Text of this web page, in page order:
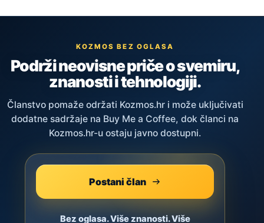
KOZMOS BEZ OGLASA
Podrži neovisne priče o svemiru,
znanosti i tehnologiji.
Članstvo pomaže održati Kozmos.hr i može uključivati
dodatne sadržaje na Buy Me a Coffee, dok članci na
Kozmos.hr-u ostaju javno dostupni.
Postani član
Bez oglasa. Više znanosti. Više